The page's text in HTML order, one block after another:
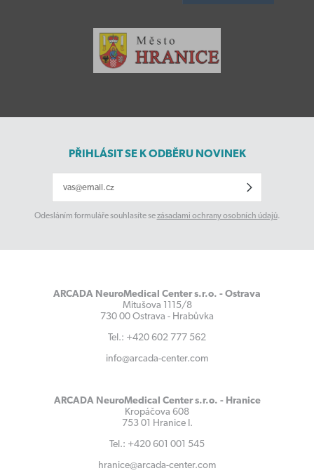
PŘIHLÁSIT SE K ODBĚRU NOVINEK
Odesláním formuláře souhlasíte sezásadami ochrany osobních údajů.
ARCADA NeuroMedical Center s.r.o. - Ostrava
Mitušova 1115/8
730 00 Ostrava - Hrabůvka
Tel.: +420 602 777 562
info@arcada-center.com
ARCADA NeuroMedical Center s.r.o. - Hranice
Kropáčova 608
753 01 Hranice I.
Tel.: +420 601 001 545
hranice@arcada-center.com